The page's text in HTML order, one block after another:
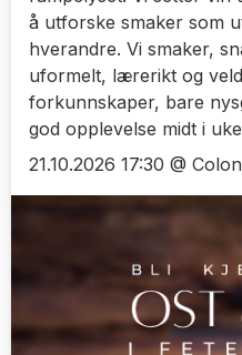
å utforske smaker som
hverandre. Vi smaker,
uformelt, lærerikt og
forkunnskaper, bare
god opplevelse midt i
21.10.2026 17:30 @